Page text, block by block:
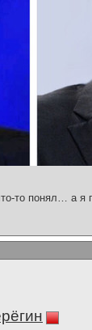
то понял… а